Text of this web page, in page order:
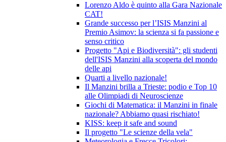
Lorenzo Aldo è quinto alla Gara Nazionale
CAT!
Grande successo per l’ISIS Manzini al
Premio Asimov: la scienza si fa passione e
senso critico
Progetto "Api e Biodiversità": gli studenti
dell'ISIS Manzini alla scoperta del mondo
delle api
Quarti a livello nazionale!
Il Manzini brilla a Trieste: podio e Top 10
alle Olimpiadi di Neuroscienze
Giochi di Matematica: il Manzini in finale
nazionale? Abbiamo quasi rischiato!
KISS: keep it safe and sound
Il progetto "Le scienze della vela"